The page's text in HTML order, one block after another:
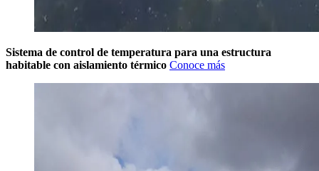
Sistema de control de temperatura para una estructura
habitable con aislamiento térmico Conoce más